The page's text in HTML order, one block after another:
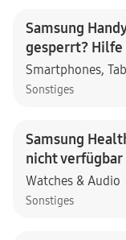
Samsung
gesperrt? Hilfe
Smartphones,
Sonstiges
Samsung
nicht verfügbar
Watches & Audio
Sonstiges